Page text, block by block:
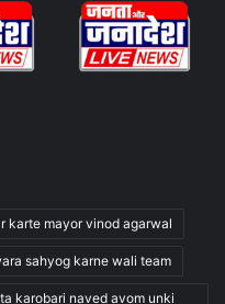
karte mayor vinod agarwal
sahyog karne wali team
karobari naved avom unki